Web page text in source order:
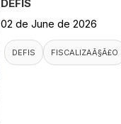
DEFIS
02 de June de 2026
DEFIS FISCALIZAÃ§Ã£O